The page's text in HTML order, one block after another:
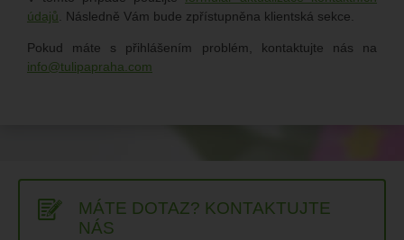
údajů . Následně Vám bude zpřístupněna klientská sekce.
Pokud máte s přihlášením problém, kontaktujte nás na
info
tulipapraha.com
MÁTE DOTAZ? KONTAKTUJTE
NÁS